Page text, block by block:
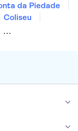
da Piedade
Coliseu